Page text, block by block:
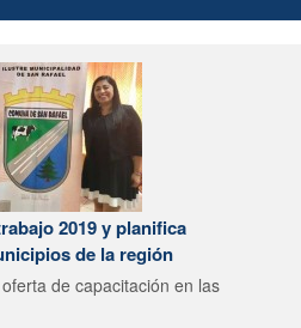
2019 y planifica
de la región
de capacitación en las